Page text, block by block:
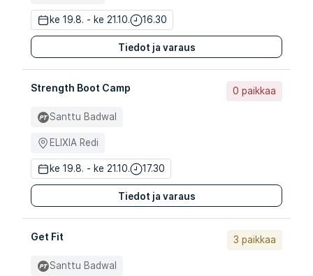
ke 19.8. - ke 21.10. 16.30
Tiedot ja varaus
Strength Boot Camp
Santtu Badwal
ELIXIA Redi
ke 19.8. - ke 21.10. 17.30
0 paikkaa
Tiedot ja varaus
Get Fit
Santtu Badwal
3 paikkaa